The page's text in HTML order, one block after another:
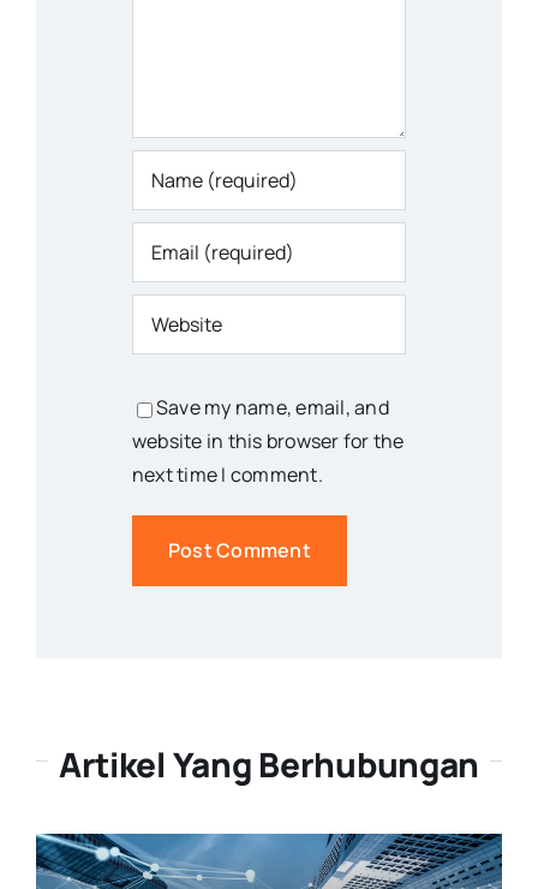
Save my name, email, and
website in this browser for the
next time I comment.
Artikel Yang Berhubungan